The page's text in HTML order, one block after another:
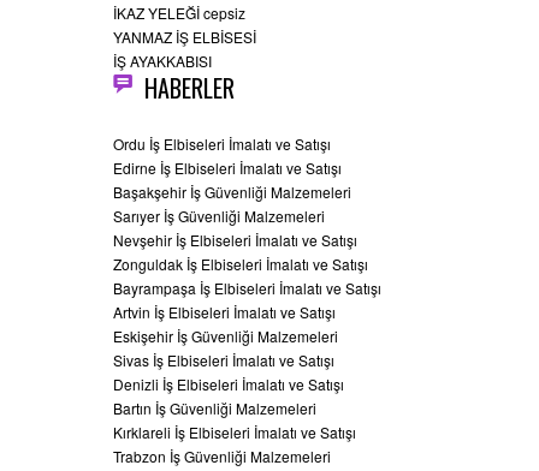
İKAZ YELEĞİ cepsiz
YANMAZ İŞ ELBİSESİ
İŞ AYAKKABISI
HABERLER
Ordu İş Elbiseleri İmalatı ve Satışı
Edirne İş Elbiseleri İmalatı ve Satışı
Başakşehir İş Güvenliği Malzemeleri
Sarıyer İş Güvenliği Malzemeleri
Nevşehir İş Elbiseleri İmalatı ve Satışı
Zonguldak İş Elbiseleri İmalatı ve Satışı
Bayrampaşa İş Elbiseleri İmalatı ve Satışı
Artvin İş Elbiseleri İmalatı ve Satışı
Eskişehir İş Güvenliği Malzemeleri
Sivas İş Elbiseleri İmalatı ve Satışı
Denizli İş Elbiseleri İmalatı ve Satışı
Bartın İş Güvenliği Malzemeleri
Kırklareli İş Elbiseleri İmalatı ve Satışı
Trabzon İş Güvenliği Malzemeleri